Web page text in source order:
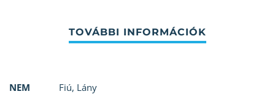
NEM Fiú, Lány